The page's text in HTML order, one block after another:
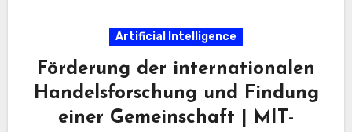
Artificial Intelligence
Förderung der internationalen
Handelsforschung und Findung
einer Gemeinschaft | MIT-